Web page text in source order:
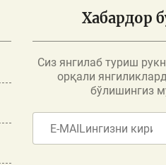
Хабардор
Сиз янгилаб туриш
орқали
бўлишингиз